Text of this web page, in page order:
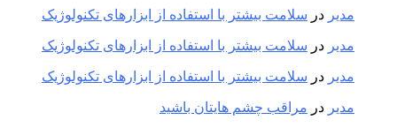
مدیر در سلامت بیشتر با استفاده از ابزارهای تکنولوژیک
مدیر در سلامت بیشتر با استفاده از ابزارهای تکنولوژیک
مدیر در سلامت بیشتر با استفاده از ابزارهای تکنولوژیک
مدیر در مراقب چشم هایتان باشید